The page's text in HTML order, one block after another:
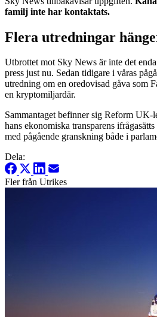
familj inte har kontaktats.
Flera utredningar
Utbrottet mot Sky News är inte det
press just nu. Sedan tidigare i våras
utredning om en oredovisad gåva som
en kryptomiljardär.
Sammantaget befinner sig Reform UK-
hans ekonomiska transparens
med pågående granskning både i
Dela:
Fler från Utrikes